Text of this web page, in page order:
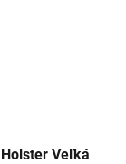
Veľká